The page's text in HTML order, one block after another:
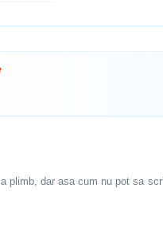
plimb, dar asa cum nu pot sa